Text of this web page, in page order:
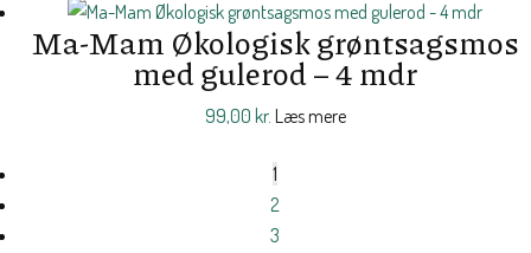
Ma-Mam Økologisk grøntsagsmos
med gulerod – 4 mdr
99,00 kr. Læs mere
1
2
3